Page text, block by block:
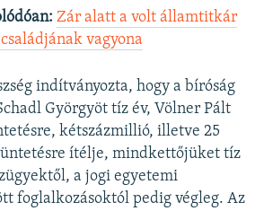
Zár alatt a volt államtitkár
vagyona
indítványozta, hogy a bíróság
Györgyöt tíz év, Völner Pált
kétszázmillió, illetve 25
ítélje, mindkettőjüket tíz
a jogi egyetemi
foglalkozásoktól pedig végleg. Az